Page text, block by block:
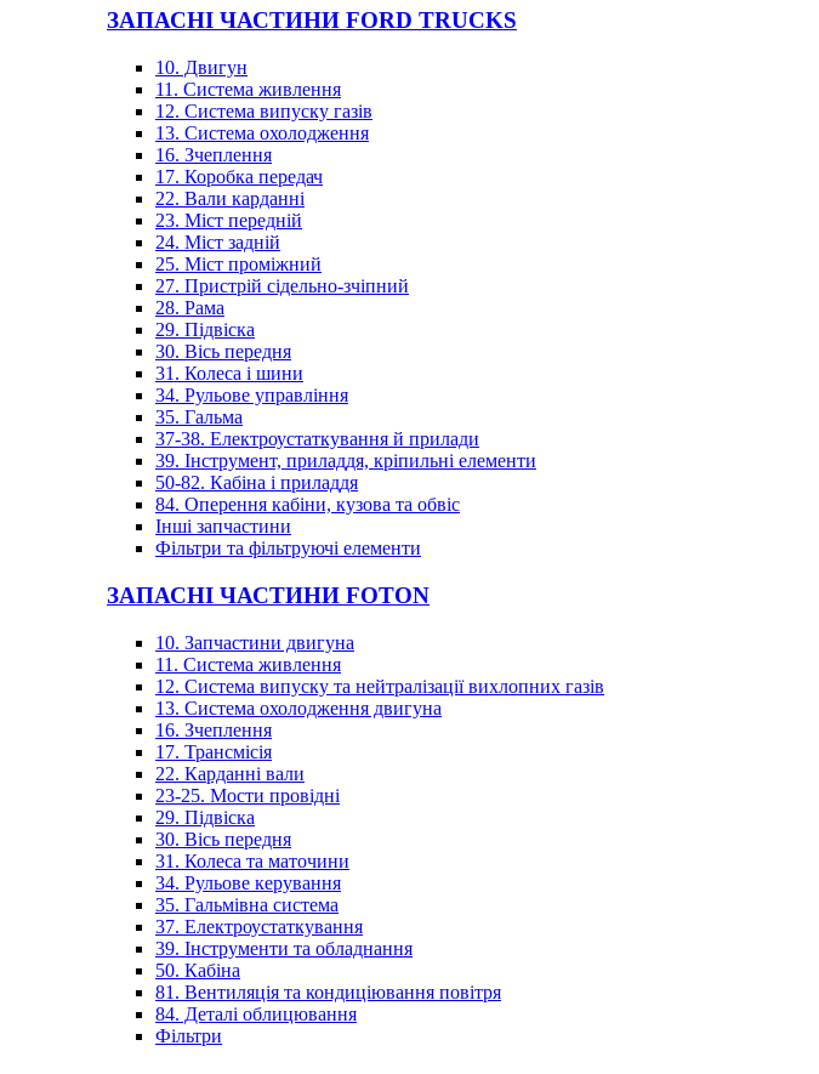
ЗАПАСНІ ЧАСТИНИ FORD TRUCKS
10. Двигун
11. Система живлення
12. Система випуску газів
13. Система охолодження
16. Зчеплення
17. Коробка передач
22. Вали карданні
23. Міст передній
24. Міст задній
25. Міст проміжний
27. Пристрій сідельно-зчіпний
28. Рама
29. Підвіска
30. Вісь передня
31. Колеса і шини
34. Рульове управління
35. Гальма
37-38. Електроустаткування й прилади
39. Інструмент, приладдя, кріпильні елементи
50-82. Кабіна і приладдя
84. Оперення кабіни, кузова та обвіс
Інші запчастини
Фільтри та фільтруючі елементи
ЗАПАСНІ ЧАСТИНИ FOTON
10. Запчастини двигуна
11. Система живлення
12. Система випуску та нейтралізації вихлопних газів
13. Система охолодження двигуна
16. Зчеплення
17. Трансмісія
22. Карданні вали
23-25. Мости провідні
29. Підвіска
30. Вісь передня
31. Колеса та маточини
34. Рульове керування
35. Гальмівна система
37. Електроустаткування
39. Інструменти та обладнання
50. Кабіна
81. Вентиляція та кондиціювання повітря
84. Деталі облицювання
Фільтри